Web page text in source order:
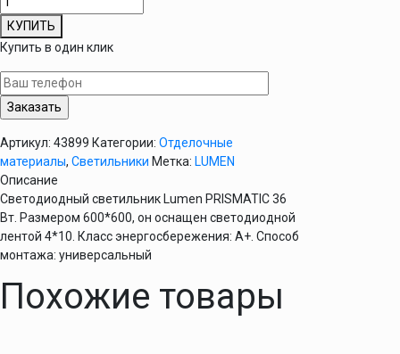
товара
Светильник
светодиодный
LUMEN
600х600
LED
КУПИТЬ
Купить в один клик
Артикул: 43899 Категории: Отделочные
материалы, Светильники Метка: LUMEN
Описание
Светодиодный светильник Lumen PRISMATIC 36
Вт. Размером 600*600, он оснащен светодиодной
лентой 4*10. Класс энергосбережения: А+. Способ
монтажа: универсальный
Похожие товары